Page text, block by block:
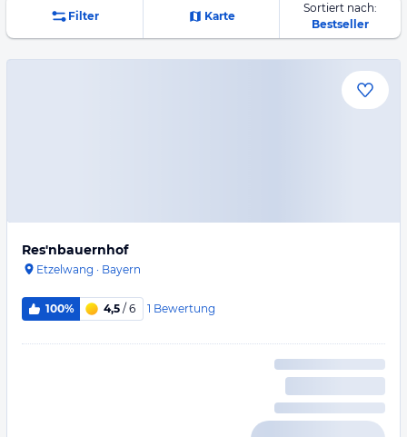
Filter Karte
Sortiert nach:
Bestseller
Res'nbauernhof
Etzelwang · Bayern
100% 4,5 / 6 1 Bewertung